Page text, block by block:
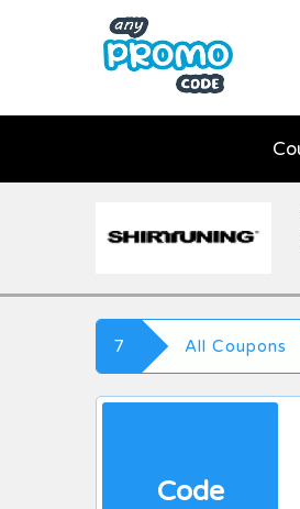
7 All Coupons
Code